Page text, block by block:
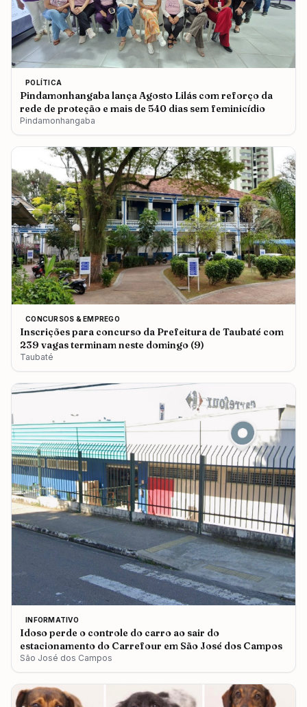
POLÍTICA
Pindamonhangaba lança Agosto Lilás com reforço da
rede de proteção e mais de 540 dias sem feminicídio
Pindamonhangaba
CONCURSOS & EMPREGO
Inscrições para concurso da Prefeitura de Taubaté com
239 vagas terminam neste domingo (9)
Taubaté
INFORMATIVO
Idoso perde o controle do carro ao sair do
estacionamento do Carrefour em São José dos Campos
São José dos Campos